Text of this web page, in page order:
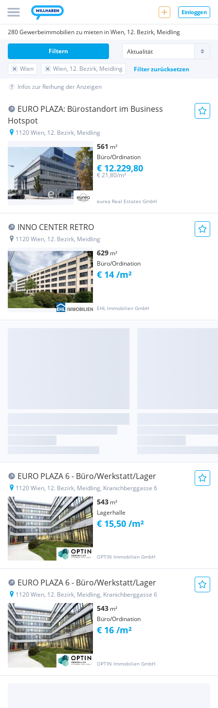
Einloggen
280 Gewerbeimmobilien zu mieten in Wien, 12. Bezirk, Meidling
Wien Wien, 12. Bezirk, Meidling Filter zurücksetzen
Filtern
Infos zur Reihung der Anzeigen
EURO PLAZA: Bürostandort im Business
Hotspot
1120 Wien, 12. Bezirk, Meidling
561 m²
Büro/Ordination
eurea Real Estates GmbH
€ 21,80/m²
€ 12.229,80
INNO CENTER RETRO
1120 Wien, 12. Bezirk, Meidling
629 m²
Büro/Ordination
EHL Immobilien GmbH
€ 14 /m²
EURO PLAZA 6 - Büro/Werkstatt/Lager
1120 Wien, 12. Bezirk, Meidling, Kranichberggasse 6
543 m²
Lagerhalle
OPTIN Immobilien GmbH
€ 15,50 /m²
EURO PLAZA 6 - Büro/Werkstatt/Lager
1120 Wien, 12. Bezirk, Meidling, Kranichberggasse 6
543 m²
Büro/Ordination
OPTIN Immobilien GmbH
€ 16 /m²